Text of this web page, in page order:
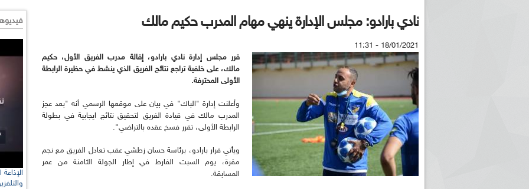
نادي بارادو: مجلس الإدارة ينهي مهام المدرب حكيم مالك
18/01/2021 - 11:31
قرر مجلس إدارة نادي بارادو، إقالة مدرب الفريق الأول، حكيم
مالك، على خلفية تراجع نتائج الفريق الذي ينشط في حظيرة الرابطة
الأولى المحترفة.
وأعلنت إدارة "الباك" في بيان على موقعها الرسمي أنه "بعد عجز
المدرب مالك في قيادة الفريق لتحقيق نتائج ايجابية في بطولة
الرابطة الأولى، تقرر فسخ عقده بالتراضي".
ويأتي قرار بارادو، برئاسة حسان زطشي عقب تعادل الفريق مع نجم
مقرة، يوم السبت الفارط في إطار الجولة الثامنة من عمر
المسابقة.